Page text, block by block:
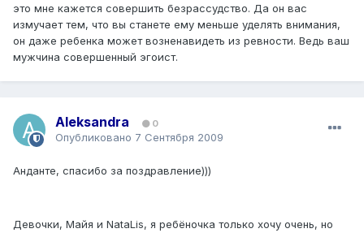
это мне кажется совершить безрассудство. Да он вас
измучает тем, что вы станете ему меньше уделять внимания,
он даже ребенка может возненавидеть из ревности. Ведь ваш
мужчина совершенный эгоист.
Aleksandra 0
Опубликовано 7 Сентября 2009
Анданте, спасибо за поздравление)))
Девочки, Майя и NataLis, я ребёночка только хочу очень, но